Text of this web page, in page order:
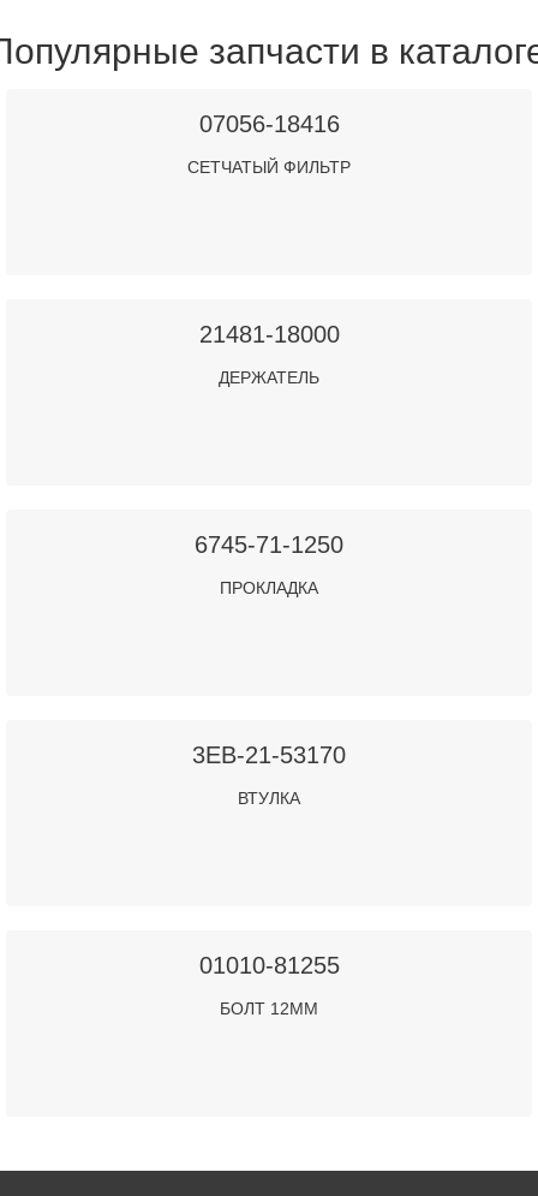
запчасти в
07056-18416
СЕТЧАТЫЙ ФИЛЬТР
21481-18000
ДЕРЖАТЕЛЬ
6745-71-1250
ПРОКЛАДКА
3EB-21-53170
ВТУЛКА
01010-81255
БОЛТ 12ММ